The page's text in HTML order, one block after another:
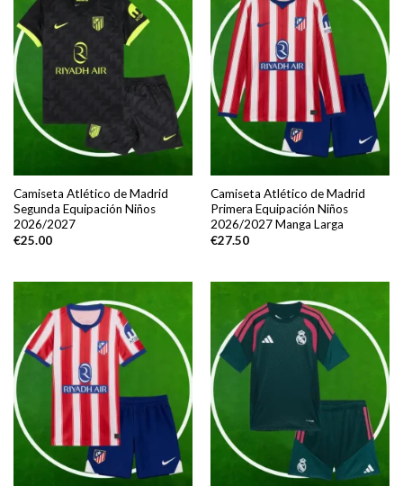
Camiseta Atlético de Madrid
Segunda Equipación Niños
2026/2027
€25.00
Camiseta Atlético de Madrid
Primera Equipación Niños
2026/2027 Manga Larga
€27.50